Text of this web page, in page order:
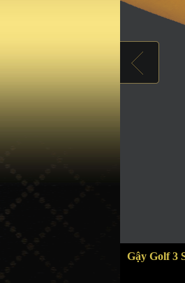
Gậy Golf 3